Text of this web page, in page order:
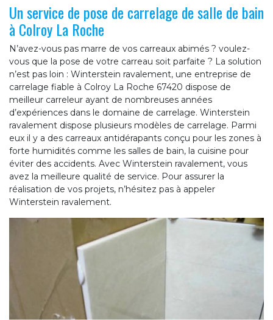
Un service de pose de carrelage de salle de bain
à Colroy La Roche
N’avez-vous pas marre de vos carreaux abimés ? voulez-
vous que la pose de votre carreau soit parfaite ? La solution
n’est pas loin : Winterstein ravalement, une entreprise de
carrelage fiable à Colroy La Roche 67420 dispose de
meilleur carreleur ayant de nombreuses années
d’expériences dans le domaine de carrelage. Winterstein
ravalement dispose plusieurs modèles de carrelage. Parmi
eux il y a des carreaux antidérapants conçu pour les zones à
forte humidités comme les salles de bain, la cuisine pour
éviter des accidents. Avec Winterstein ravalement, vous
avez la meilleure qualité de service. Pour assurer la
réalisation de vos projets, n’hésitez pas à appeler
Winterstein ravalement.